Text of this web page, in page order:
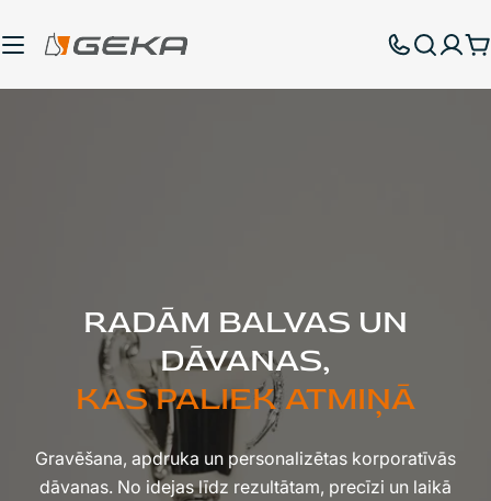
uz
RADĀM BALVAS UN
DĀVANAS,
KAS PALIEK ATMIŅĀ
Gravēšana, apdruka un personalizētas korporatīvās
dāvanas. No idejas līdz rezultātam, precīzi un laikā